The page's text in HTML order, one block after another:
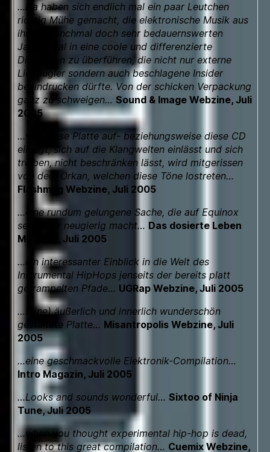
…Da haben sich endlich mal ein paar Leutchen
richtig Mühe gemacht, die elektronische Musik aus
ihrem manchmal doch sehr bedauernswerten
Jammertal in eine coole und differenzierte
Dimension zu überführen, die nicht nur externe
Liebäugler sondern auch beschlagene Insider
beeindrucken dürfte. Von der schicken Verpackung
ganz zu schweigen… Sound & Image Webzine, Juli
2005
…wer diese Platte auf- beziehungsweise diese CD
einlegt, sich auf die Klangwelten einlässt und sich
treiben, nicht beschränken lässt, wird mitgerissen
von dem Orkan, welchen diese Töne lostreten…
Flashmag Webzine, Juli 2005
…eine rundum gelungene Sache, die auf Equinox
sehr, sehr neugierig macht… Das dosierte Leben
Magazin, Juli 2005
…ein interessanter Einblick in die Welt des
Instrumental HipHops jenseits der bereits platt
getrampelten Pfade… UGRap Webzine, Juli 2005
…(eine) äußerlich und innerlich wunderschön
gestaltete Platte… Misantropolis Webzine, Juli
2005
…eine geschmackvolle Elektronik-Compilation…
Intro Magazin, Juli 2005
…Looks and sounds wonderful… Sixtoo of Ninja
Tune, Juli 2005
…when you thought experimental hip-hop is dead,
listen to this great compilation… Cuemix Webzine,